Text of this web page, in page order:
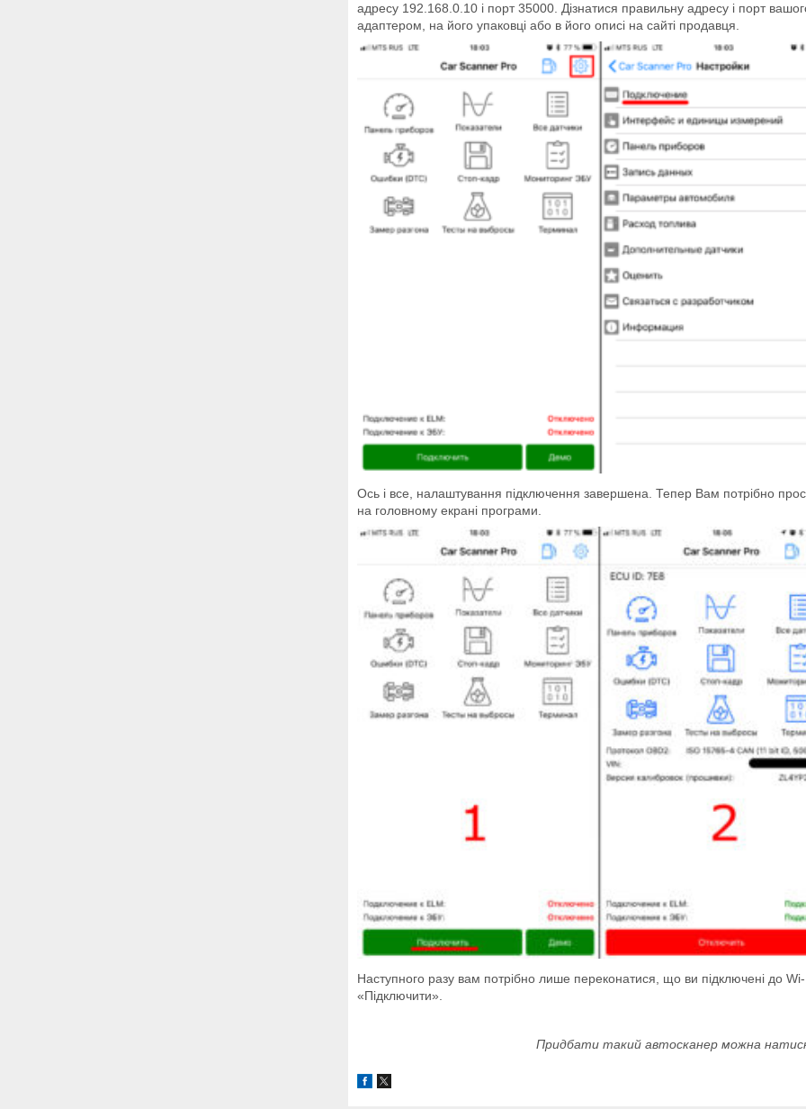
адресу 192.168.0.10 і порт 35000. Дізнатися правильну адресу і порт
адаптером, на його упаковці або в його описі на сайті продавця.
Ось і все, налаштування підключення завершена. Тепер Вам потрібно
на головному екрані програми.
Наступного разу вам потрібно лише переконатися, що ви підключені до
«Підключити».
Придбати такий автосканер можна